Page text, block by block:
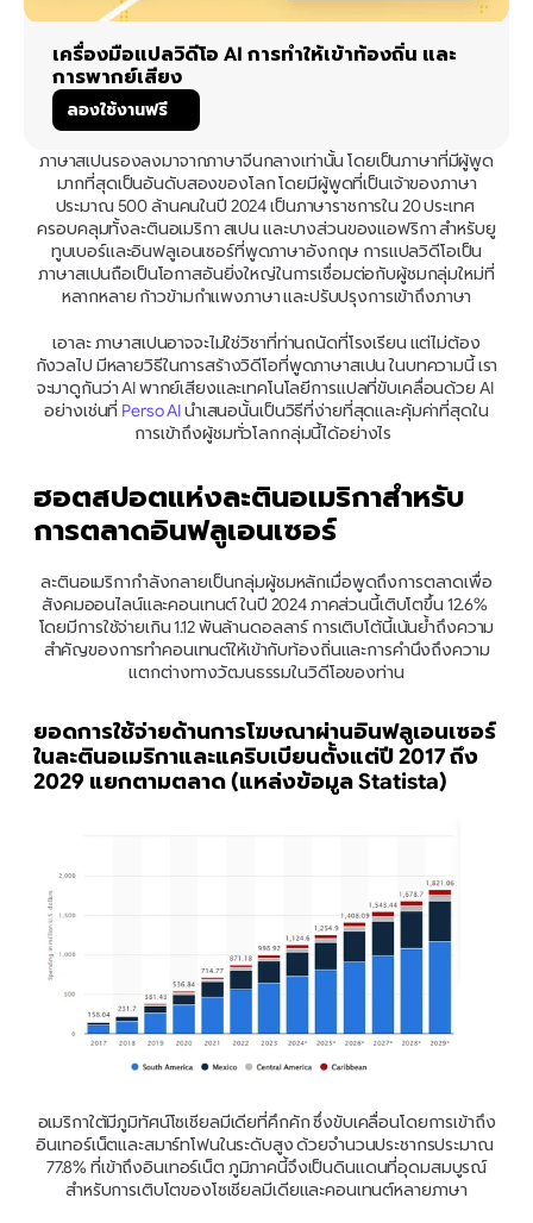
เครื่องมือแปลวิดีโอ AI การทำให้เข้าท้องถิ่น และ
การพากย์เสียง
ลองใช้งานฟรี
ภาษาสเปนรองลงมาจากภาษาจีนกลางเท่านั้น โดยเป็นภาษาที่มีผู้พูด
มากที่สุดเป็นอันดับสองของโลก โดยมีผู้พูดที่เป็นเจ้าของภาษา
ประมาณ 500 ล้านคนในปี 2024 เป็นภาษาราชการใน 20 ประเทศ
ครอบคลุมทั้งละตินอเมริกา สเปน และบางส่วนของแอฟริกา สำหรับยู
ทูบเบอร์และอินฟลูเอนเซอร์ที่พูดภาษาอังกฤษ การแปลวิดีโอเป็น
ภาษาสเปนถือเป็นโอกาสอันยิ่งใหญ่ในการเชื่อมต่อกับผู้ชมกลุ่มใหม่ที่
หลากหลาย ก้าวข้ามกำแพงภาษา และปรับปรุงการเข้าถึงภาษา
เอาละ ภาษาสเปนอาจจะไม่ใช่วิชาที่ท่านถนัดที่โรงเรียน แต่ไม่ต้อง
กังวลไป มีหลายวิธีในการสร้างวิดีโอที่พูดภาษาสเปน ในบทความนี้ เรา
จะมาดูกันว่า AI พากย์เสียงและเทคโนโลยีการแปลที่ขับเคลื่อนด้วย AI
อย่างเช่นที่ Perso AI นำเสนอนั้นเป็นวิธีที่ง่ายที่สุดและคุ้มค่าที่สุดใน
การเข้าถึงผู้ชมทั่วโลกกลุ่มนี้ได้อย่างไร
ฮอตสปอตแห่งละตินอเมริกาสำหรับ
การตลาดอินฟลูเอนเซอร์
ละตินอเมริกากำลังกลายเป็นกลุ่มผู้ชมหลักเมื่อพูดถึงการตลาดเพื่อ
สังคมออนไลน์และคอนเทนต์ ในปี 2024 ภาคส่วนนี้เติบโตขึ้น 12.6%
โดยมีการใช้จ่ายเกิน 1.12 พันล้านดอลลาร์ การเติบโต้นี้เน้นย้ำถึงความ
สำคัญของการทำคอนเทนต์ให้เข้ากับท้องถิ่นและการคำนึงถึงความ
แตกต่างทางวัฒนธรรมในวิดีโอของท่าน
ยอดการใช้จ่ายด้านการโฆษณาผ่านอินฟลูเอนเซอร์
ในละตินอเมริกาและแคริบเบียนตั้งแต่ปี 2017 ถึง
2029 แยกตามตลาด (แหล่งข้อมูล Statista)
อเมริกาใต้มีภูมิทัศน์โซเชียลมีเดียที่คึกคัก ซึ่งขับเคลื่อนโดยการเข้าถึง
อินเทอร์เน็ตและสมาร์ทโฟนในระดับสูง ด้วยจำนวนประชากรประมาณ
77.8% ที่เข้าถึงอินเทอร์เน็ต ภูมิภาคนี้จึงเป็นดินแดนที่อุดมสมบูรณ์
สำหรับการเติบโตของโซเชียลมีเดียและคอนเทนต์หลายภาษา